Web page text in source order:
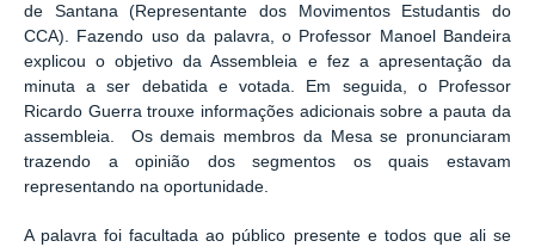
de Santana (Representante dos Movimentos Estudantis do
CCA). Fazendo uso da palavra, o Professor Manoel Bandeira
explicou o objetivo da Assembleia e fez a apresentação da
minuta a ser debatida e votada. Em seguida, o Professor
Ricardo Guerra trouxe informações adicionais sobre a pauta da
assembleia. Os demais membros da Mesa se pronunciaram
trazendo a opinião dos segmentos os quais estavam
representando na oportunidade.
A palavra foi facultada ao público presente e todos que ali se